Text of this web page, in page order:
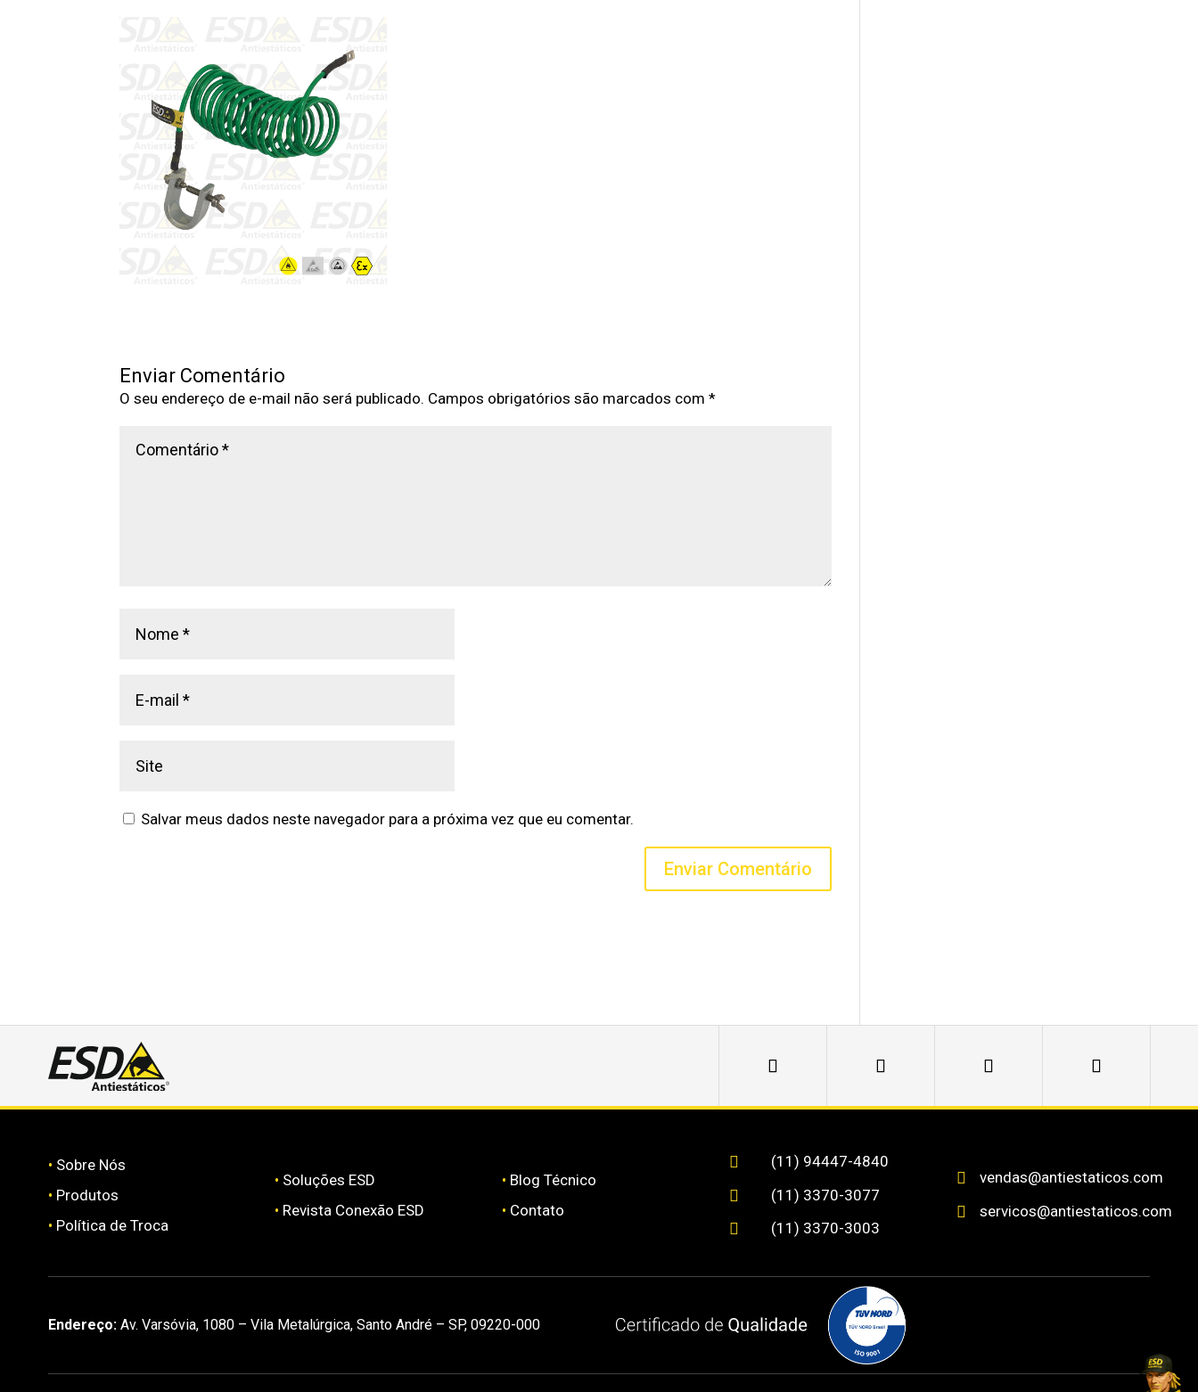
Enviar Comentário
O seu endereço de e-mail não será publicado. Campos obrigatórios são marcados com*
Salvar meus dados neste navegador para a próxima vez que eu comentar.
• Sobre Nós
• Produtos
• Política de Troca
• Soluções ESD
• Revista Conexão ESD
• Blog Técnico
• Contato

(11) 94447-4840

(11) 3370-3077

(11) 3370-3003

vendas@antiestaticos.com

servicos@antiestaticos.com
Endereço:Av. Varsóvia, 1080 – Vila Metalúrgica, Santo André – SP, 09220-000